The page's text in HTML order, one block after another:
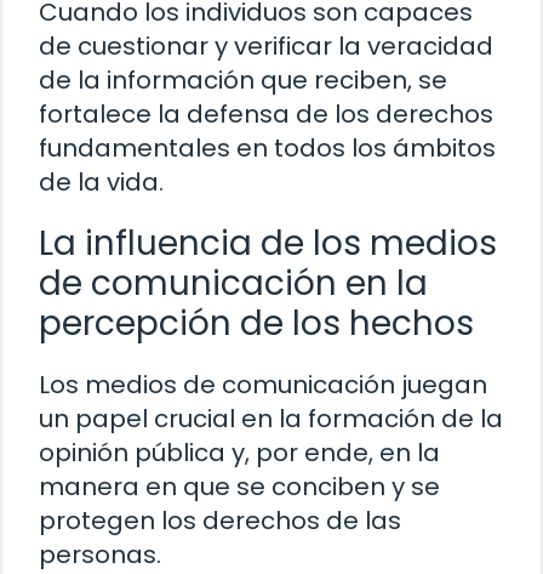
Cuando los individuos son capaces
de cuestionar y verificar la veracidad
de la información que reciben, se
fortalece la defensa de los derechos
fundamentales en todos los ámbitos
de la vida.
La influencia de los medios
de comunicación en la
percepción de los hechos
Los medios de comunicación juegan
un papel crucial en la formación de la
opinión pública y, por ende, en la
manera en que se conciben y se
protegen los derechos de las
personas.